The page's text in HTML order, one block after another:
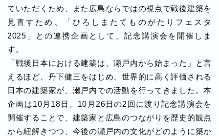
ていただくため、また広島ならではの視点で戦後建築を
見直すため、「ひろしまたてものがたりフェスタ
2025」との連携企画として、記念講演会を開催しま
す。
「戦後日本における建築は、瀬戸内から始まった」と言
えるほど、丹下健三をはじめ、世界的に高く評価される
日本の建築家が、瀬戸内での活動を行ってきました。本
企画は10月18日、10月26日の2回に渡り記念講演会を
開催することで、建築家と広島のつながりを歴史的観点
から紐解きつつ、今後の瀬戸内の文化がどのように築か